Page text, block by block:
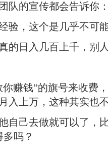
队的宣传都会告诉你
验，这个是几乎不可
的日入几百上千，别
赚钱”的旗号来收费
入上万，这种其实也
自己去做就可以了，
吗？